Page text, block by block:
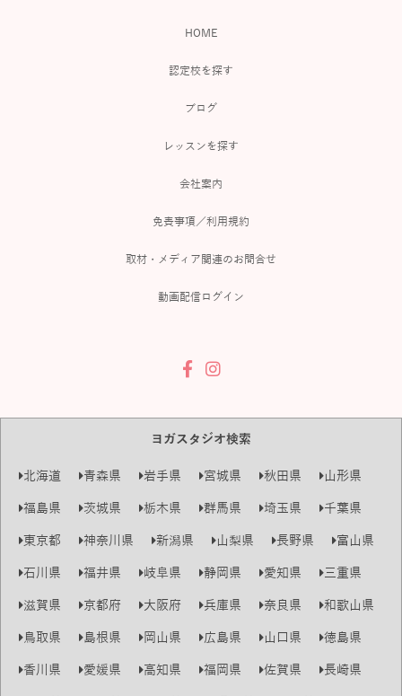
HOME
認定校を探す
ブログ
レッスンを探す
会社案内
免責事項／利用規約
取材・メディア関連のお問合せ
動画配信ログイン
ヨガスタジオ検索
北海道 青森県 岩手県 宮城県 秋田県
山形県
福島県
茨城県 栃木県 群馬県 埼玉県
千葉県
東京都
神奈川県 新潟県 山梨県 長野県
富山県
石川県
福井県 岐阜県 静岡県 愛知県
三重県
滋賀県
京都府 大阪府 兵庫県 奈良県
和歌山県
鳥取県
島根県 岡山県 広島県 山口県
徳島県
香川県
愛媛県 高知県 福岡県 佐賀県
長崎県